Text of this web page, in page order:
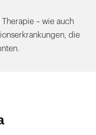
– wie auch
die